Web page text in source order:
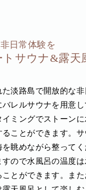
日常体験を
サウナ&露天
淡路島で開放的な
レルサウナを用意し
ミングでストーンに
ることができます。
眺めながら整って
ので水風呂の温度
とができます。ま